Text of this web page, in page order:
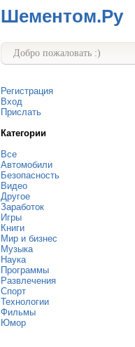
Шементом.Ру
Добро пожаловать :)
Регистрация
Вход
Прислать
Категории
Все
Автомобили
Безопасность
Видео
Другое
Заработок
Игры
Книги
Мир и бизнес
Музыка
Наука
Программы
Развлечения
Спорт
Технологии
Фильмы
Юмор